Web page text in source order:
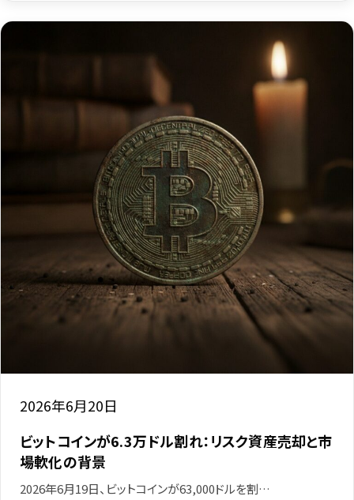
2026年6月20日
ビットコインが6.3万ドル割れ：リスク資産売却と市
場軟化の背景
2026年6月19日、ビットコインが63,000ドルを割…